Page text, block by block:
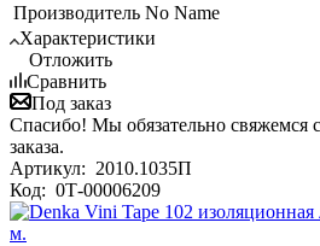
Производитель No Name
Характеристики
Отложить
Сравнить
Под заказ
Спасибо! Мы обязательно свяжемся
заказа.
Артикул: 2010.1035П
Код: 0Т-00006209